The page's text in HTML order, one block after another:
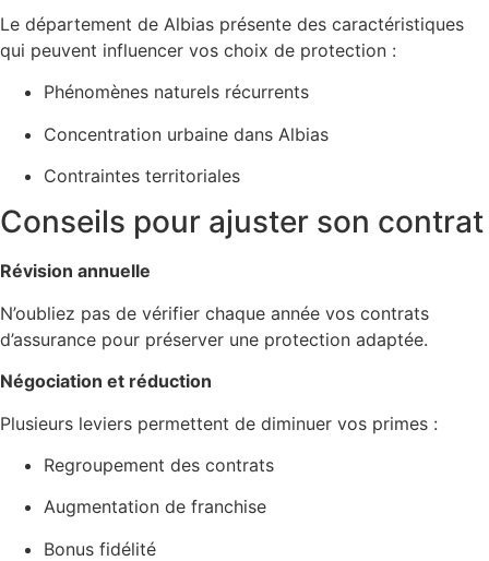
Le département de Albias présente des caractéristiques
qui peuvent influencer vos choix de protection :
Phénomènes naturels récurrents
Concentration urbaine dans Albias
Contraintes territoriales
Conseils pour ajuster son contrat
Révision annuelle
N’oubliez pas de vérifier chaque année vos contrats
d’assurance pour préserver une protection adaptée.
Négociation et réduction
Plusieurs leviers permettent de diminuer vos primes :
Regroupement des contrats
Augmentation de franchise
Bonus fidélité